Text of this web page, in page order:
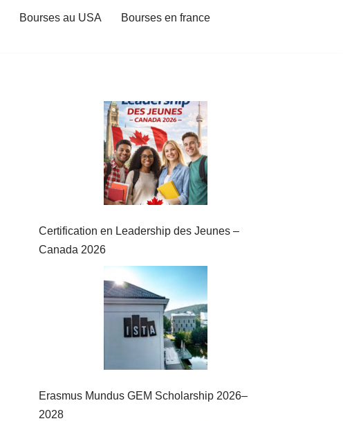
Bourses au USA
Bourses en france
Certification en Leadership des Jeunes –
Canada 2026
Erasmus Mundus GEM Scholarship 2026–
2028